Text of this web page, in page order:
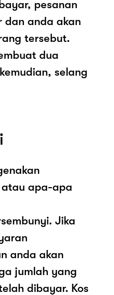
pesanan
dan anda akan
tersebut.
dua
selang
apa-apa
Jika
anda akan
jumlah yang
dibayar. Kos